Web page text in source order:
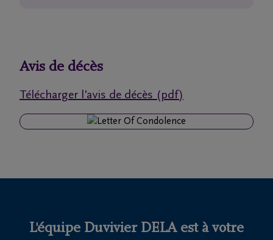
de
funéraire
fréquemment
Avis de décès
Télécharger l'avis de décès (pdf)
L'équipe Duvivier DELA est à votre